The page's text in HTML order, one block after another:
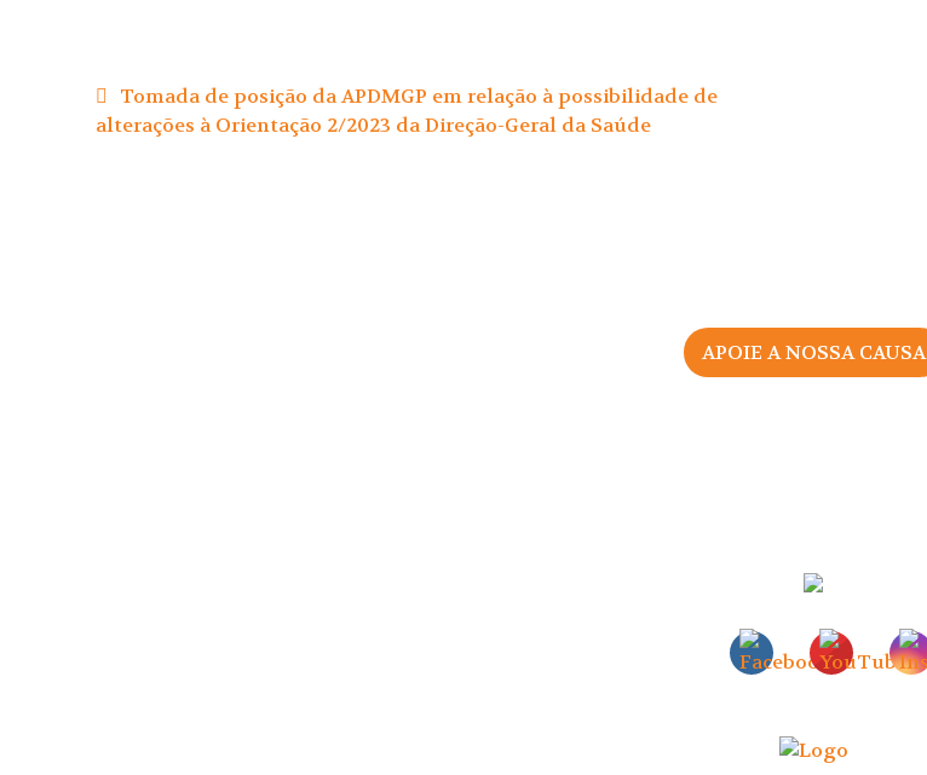
de
artigos
Tomada de posição da APDMGP em relação à possibilidade de
alterações à Orientação 2/2023 da Direção-Geral da Saúde
APOIE A NOSSA CAUSA